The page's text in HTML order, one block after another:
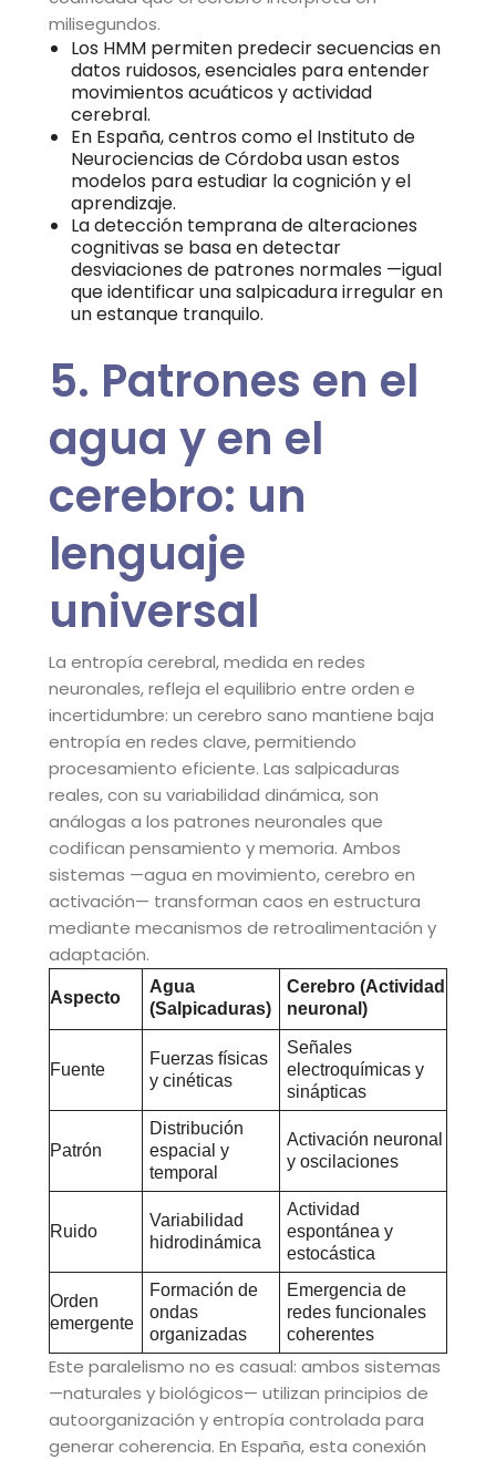
milisegundos.
Los HMM permiten predecir secuencias en
datos ruidosos, esenciales para entender
movimientos acuáticos y actividad
cerebral.
En España, centros como el Instituto de
Neurociencias de Córdoba usan estos
modelos para estudiar la cognición y el
aprendizaje.
La detección temprana de alteraciones
cognitivas se basa en detectar
desviaciones de patrones normales —igual
que identificar una salpicadura irregular en
un estanque tranquilo.
5. Patrones en el
agua y en el
cerebro: un
lenguaje
universal
La entropía cerebral, medida en redes
neuronales, refleja el equilibrio entre orden e
incertidumbre: un cerebro sano mantiene baja
entropía en redes clave, permitiendo
procesamiento eficiente. Las salpicaduras
reales, con su variabilidad dinámica, son
análogas a los patrones neuronales que
codifican pensamiento y memoria. Ambos
sistemas —agua en movimiento, cerebro en
activación— transforman caos en estructura
mediante mecanismos de retroalimentación y
adaptación.
Aspecto
Agua
(Salpicaduras)
Cerebro (Actividad
neuronal)
Fuente
Fuerzas físicas
y cinéticas
Señales
electroquímicas y
sinápticas
Patrón
Distribución
espacial y
temporal
Activación neuronal
y oscilaciones
Ruido
Variabilidad
hidrodinámica
Actividad
espontánea y
estocástica
Orden
emergente
Formación de
ondas
organizadas
Emergencia de
redes funcionales
coherentes
Este paralelismo no es casual: ambos sistemas
—naturales y biológicos— utilizan principios de
autoorganización y entropía controlada para
generar coherencia. En España, esta conexión